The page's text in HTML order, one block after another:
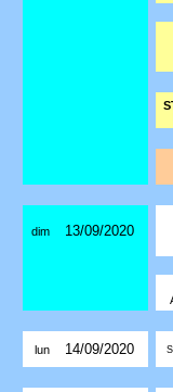
dim 13/09/2020
lun 14/09/2020